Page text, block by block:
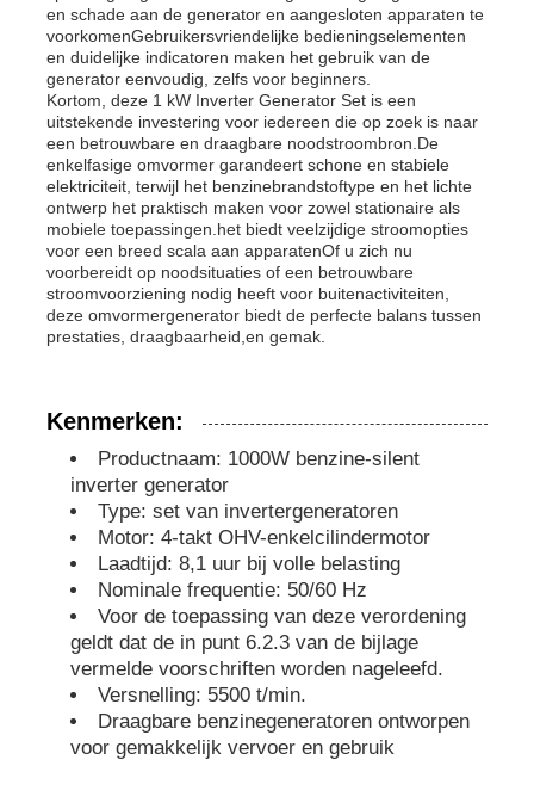
Draagbare Generator Set
Industriële generatorset
Digitale generatorset
Open Frame Generator
geluiddichte generatorreeks
de generator van het huisgebruik
De Reeks van de luifelgenerator
Geraffineerd met een laag geluid
Onderhoud van de generator
Lasgeneratorset
en schade aan de generator en aangesloten apparaten te
voorkomenGebruikersvriendelijke bedieningselementen
en duidelijke indicatoren maken het gebruik van de
generator eenvoudig, zelfs voor beginners.
Kortom, deze 1 kW Inverter Generator Set is een
uitstekende investering voor iedereen die op zoek is naar
een betrouwbare en draagbare noodstroombron.De
enkelfasige omvormer garandeert schone en stabiele
elektriciteit, terwijl het benzinebrandstoftype en het lichte
ontwerp het praktisch maken voor zowel stationaire als
mobiele toepassingen.het biedt veelzijdige stroomopties
voor een breed scala aan apparatenOf u zich nu
voorbereidt op noodsituaties of een betrouwbare
stroomvoorziening nodig heeft voor buitenactiviteiten,
deze omvormergenerator biedt de perfecte balans tussen
prestaties, draagbaarheid,en gemak.
Kenmerken:
Productnaam: 1000W benzine-silent
inverter generator
Type: set van invertergeneratoren
Motor: 4-takt OHV-enkelcilindermotor
Laadtijd: 8,1 uur bij volle belasting
Nominale frequentie: 50/60 Hz
Voor de toepassing van deze verordening
geldt dat de in punt 6.2.3 van de bijlage
vermelde voorschriften worden nageleefd.
Versnelling: 5500 t/min.
Draagbare benzinegeneratoren ontworpen
voor gemakkelijk vervoer en gebruik